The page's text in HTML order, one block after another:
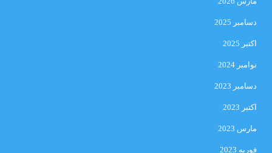
دسامبر 2025
اکتبر 2025
نوامبر 2024
دسامبر 2023
اکتبر 2023
مارس 2023
فوریه 2023